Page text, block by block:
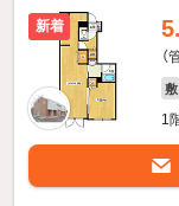
新着
（
敷
1